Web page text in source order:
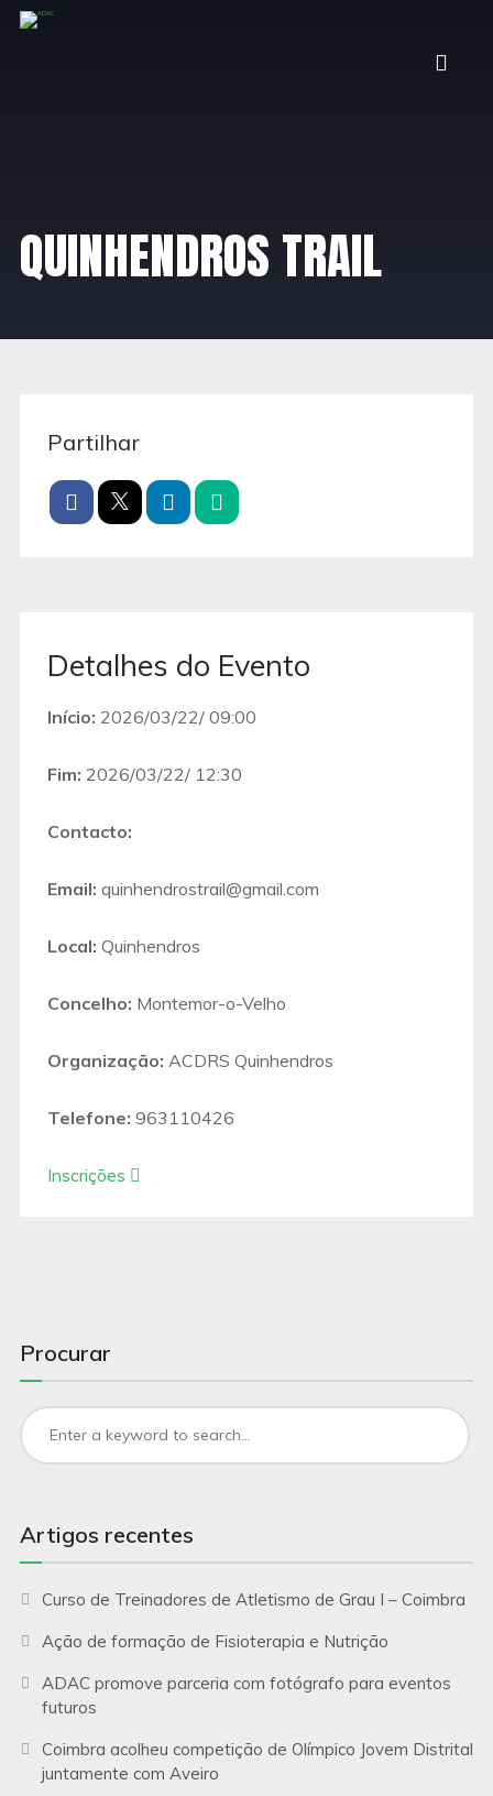
QUINHENDROS TRAIL
Partilhar
Detalhes do Evento
Início: 2026/03/22/ 09:00
Fim: 2026/03/22/ 12:30
Contacto:
Email: quinhendrostrail@gmail.com
Local: Quinhendros
Concelho: Montemor-o-Velho
Organização: ACDRS Quinhendros
Telefone: 963110426
Inscrições
Procurar
Artigos recentes
Curso de Treinadores de Atletismo de Grau I – Coimbra
Ação de formação de Fisioterapia e Nutrição
ADAC promove parceria com fotógrafo para eventos
futuros
Coimbra acolheu competição de Olímpico Jovem Distrital
juntamente com Aveiro